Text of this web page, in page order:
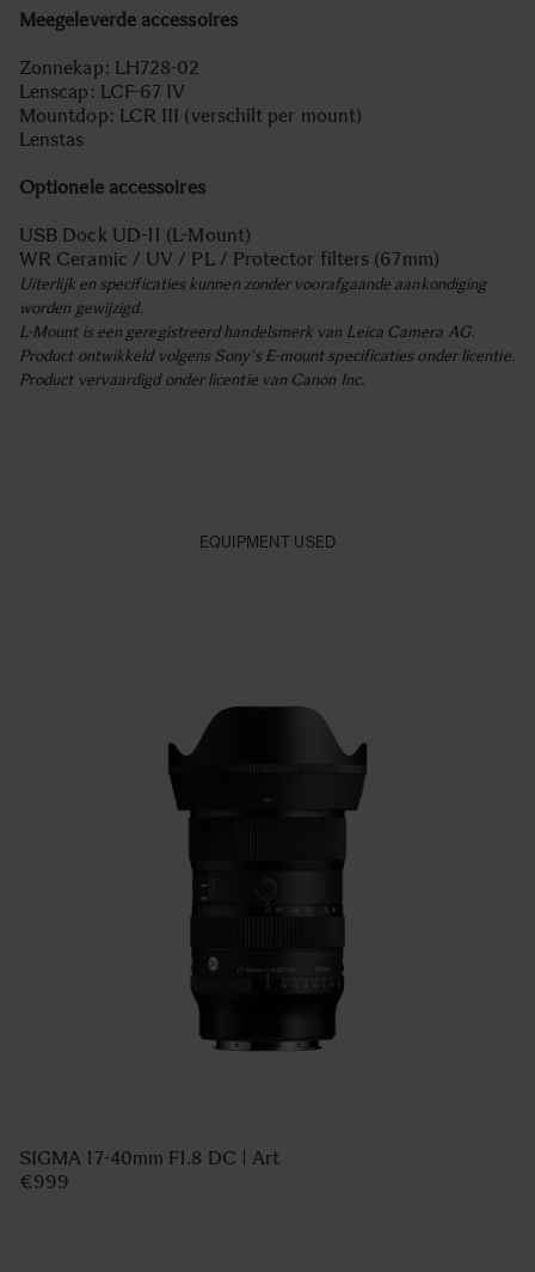
Meegeleverde accessoires
Zonnekap: LH728-02
Lenscap: LCF-67 IV
Mountdop: LCR III (verschilt per mount)
Lenstas
Optionele accessoires
USB Dock UD-11 (L-Mount)
WR Ceramic / UV / PL / Protector filters (67mm)
Uiterlijk en specificaties kunnen zonder voorafgaande aankondiging
worden gewijzigd.
L-Mount is een geregistreerd handelsmerk van Leica Camera AG.
Product ontwikkeld volgens Sony's E-mount specificaties onder licentie.
Product vervaardigd onder licentie van Canon Inc.
EQUIPMENT USED
SIGMA 17-40mm F1.8 DC | Art
€999